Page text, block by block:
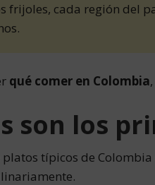
frijoles, cada región del
qué comer en Colombia
son los
típicos de